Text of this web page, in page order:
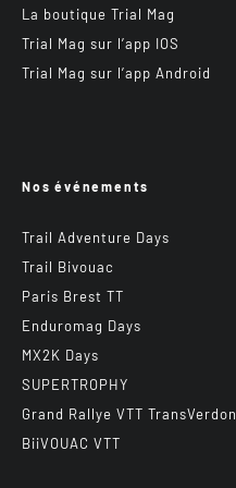
La boutique Trial Mag
Trial Mag sur l’app IOS
Trial Mag sur l’app Android
Nos événements
Trail Adventure Days
Trail Bivouac
Paris Brest TT
Enduromag Days
MX2K Days
SUPERTROPHY
Grand Rallye VTT TransVerdon
BiiVOUAC VTT